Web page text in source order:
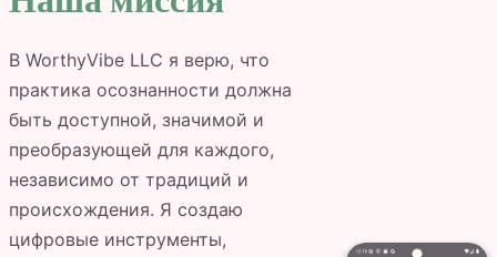
В WorthyVibe LLC я верю, что
практика осознанности должна
быть доступной, значимой и
преобразующей для каждого,
независимо от традиций и
происхождения. Я создаю
цифровые инструменты,